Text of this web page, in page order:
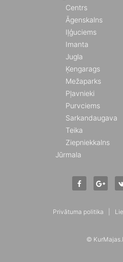
Centrs
Āgenskalns
Iļģuciems
Imanta
Jugla
Ķengarags
Mežaparks
Pļavnieki
Purvciems
Sarkandaugava
Teika
Ziepniekkalns
Jūrmala
Privātuma politika